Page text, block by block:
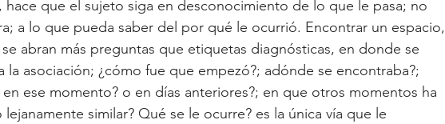
que el sujeto siga en desconocimiento de lo que le pasa; no
a lo que pueda saber del por qué le ocurrió. Encontrar un espacio,
abran más preguntas que etiquetas diagnósticas, en donde se
la asociación; ¿cómo fue que empezó?; adónde se encontraba?;
ese momento? o en días anteriores?; en que otros momentos ha
similar? Qué se le ocurre? es la única vía que le